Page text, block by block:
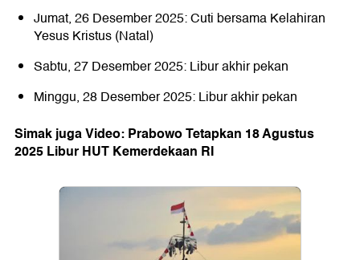
Jumat, 26 Desember 2025: Cuti bersama Kelahiran
Yesus Kristus (Natal)
Sabtu, 27 Desember 2025: Libur akhir pekan
Minggu, 28 Desember 2025: Libur akhir pekan
Simak juga Video: Prabowo Tetapkan 18 Agustus
2025 Libur HUT Kemerdekaan RI